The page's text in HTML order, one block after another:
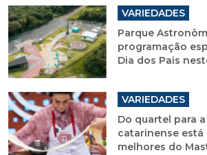
VARIEDADES
Parque
programação
Dia dos Pais
VARIEDADES
Do quartel para
catarinense está
melhores do